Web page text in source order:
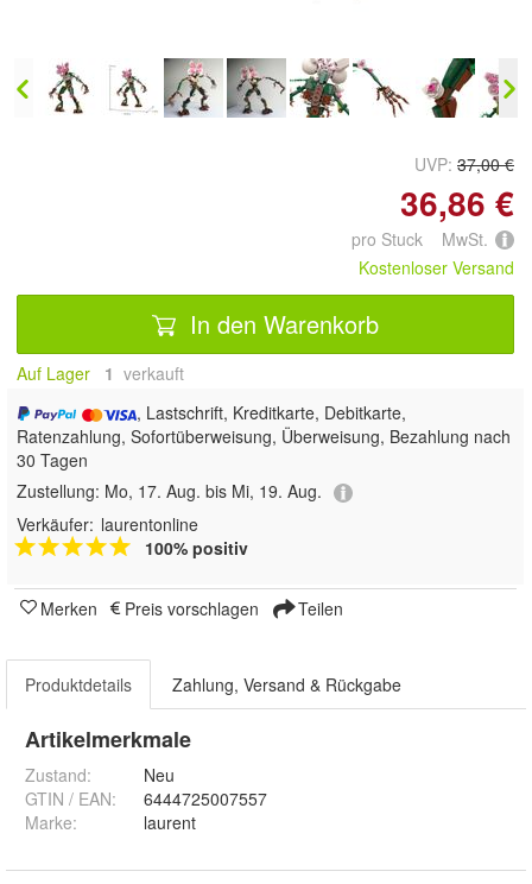
UVP: 37,00 €
36,86 €
pro Stuck MwSt.
Kostenloser Versand
In den Warenkorb
Auf Lager 1 verkauft
, Lastschrift, Kreditkarte, Debitkarte,
Ratenzahlung, Sofortüberweisung, Überweisung, Bezahlung nach
30 Tagen
Zustellung: Mo, 17. Aug. bis Mi, 19. Aug.
Verkäufer: laurentonline
100% positiv
Merken Preis vorschlagen Teilen
Produktdetails Zahlung, Versand & Rückgabe
Artikelmerkmale
Zustand:
Neu
GTIN / EAN:
6444725007557
Marke:
laurent